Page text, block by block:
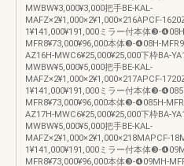
MWBW¥3,000¥3,000把手BE-KAL-
MAFZ×2¥1,000×2¥1,000×216APCF-
1¥141,000¥191,000ミラー付本体❸-
MFR8¥73,000¥96,000本体❸-❹08H-
AZ16H-MWC6¥25,000¥25,000下枠BA-
MWBW¥5,000¥5,000把手BE-KAL-
MAFZ×2¥1,000×2¥1,000×217APCF-
1¥141,000¥191,000ミラー付本体❸-
MFR8¥73,000¥96,000本体❸-❹085H-
AZ17H-MWC6¥25,000¥25,000下枠BA-
MWBW¥5,000¥5,000把手BE-KAL-
MAFZ×2¥1,000×2¥1,000×218MAPCF-
1¥141,000¥191,000ミラー付本体❸-
MFR8¥73,000¥96,000本体❸-❹09MH-